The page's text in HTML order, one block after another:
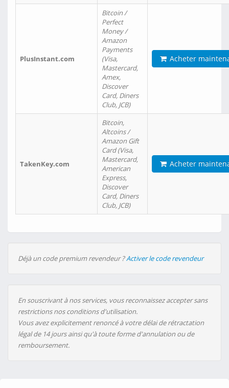
PlusInstant.com
Bitcoin /
Perfect
Money /
Amazon
Payments
(Visa,
Mastercard,
Amex,
Discover
Card, Diners
Club, JCB)
Acheter
TakenKey.com
Bitcoin,
Altcoins /
Amazon Gift
Card (Visa,
Mastercard,
American
Express,
Discover
Card, Diners
Club, JCB)
Acheter
Déjà un code premium revendeur ?Activer le code revendeur
En souscrivant à nos services, vous reconnaissez accepter sans
restrictions nos conditions d'utilisation.
Vous avez explicitement renoncé à votre délai de rétractation
légal de 14 jours ainsi qu'à toute forme d'annulation ou de
remboursement.